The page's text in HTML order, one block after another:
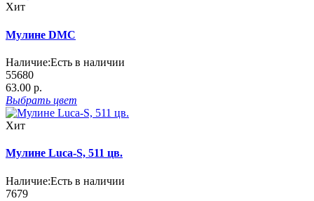
Хит
Мулине DMC
Наличие:Есть в наличии
55680
63.00 р.
Выбрать цвет
Хит
Мулине Luca-S, 511 цв.
Наличие:Есть в наличии
7679